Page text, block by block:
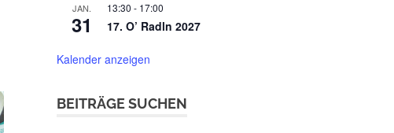
JAN.
31
13:30 - 17:00
17. O’ Radln 2027
Kalender anzeigen
BEITRÄGE SUCHEN